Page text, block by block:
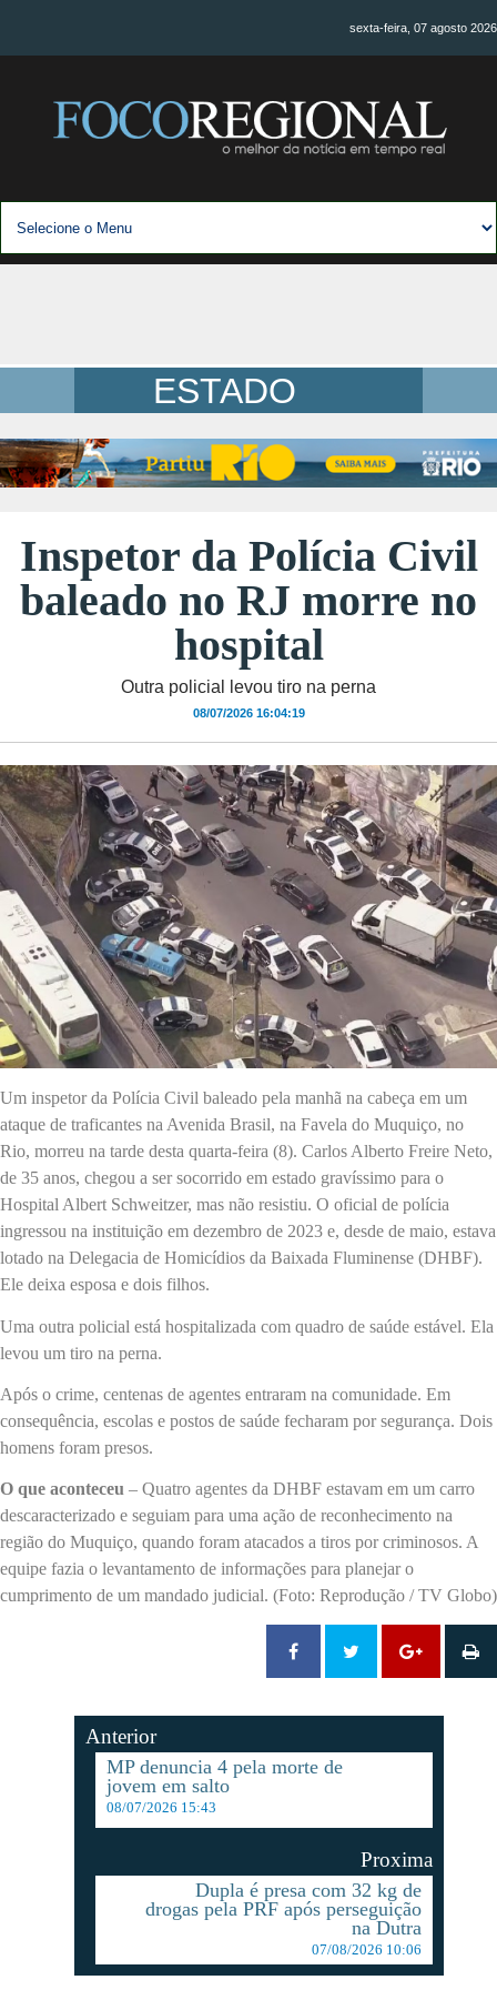
sexta-feira, 07 agosto 2026
ESTADO
Inspetor da Polícia Civil
baleado no RJ morre no
hospital
Outra policial levou tiro na perna
08/07/2026 16:04:19
Um inspetor da Polícia Civil baleado pela manhã na cabeça em um
ataque de traficantes na Avenida Brasil, na Favela do Muquiço, no
Rio, morreu na tarde desta quarta-feira (8). Carlos Alberto Freire Neto,
de 35 anos, chegou a ser socorrido em estado gravíssimo para o
Hospital Albert Schweitzer, mas não resistiu. O oficial de polícia
ingressou na instituição em dezembro de 2023 e, desde de maio, estava
lotado na Delegacia de Homicídios da Baixada Fluminense (DHBF).
Ele deixa esposa e dois filhos.
Uma outra policial está hospitalizada com quadro de saúde estável. Ela
levou um tiro na perna.
Após o crime, centenas de agentes entraram na comunidade. Em
consequência, escolas e postos de saúde fecharam por segurança. Dois
homens foram presos.
O que aconteceu – Quatro agentes da DHBF estavam em um carro
descaracterizado e seguiam para uma ação de reconhecimento na
região do Muquiço, quando foram atacados a tiros por criminosos. A
equipe fazia o levantamento de informações para planejar o
cumprimento de um mandado judicial. (Foto: Reprodução / TV Globo)
Anterior
MP denuncia 4 pela morte de
jovem em salto
08/07/2026 15:43
Proxima
Dupla é presa com 32 kg de
drogas pela PRF após perseguição
na Dutra
07/08/2026 10:06